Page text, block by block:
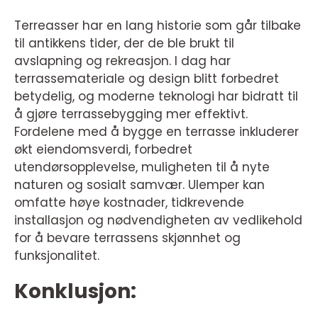
Terreasser har en lang historie som går tilbake
til antikkens tider, der de ble brukt til
avslapning og rekreasjon. I dag har
terrassemateriale og design blitt forbedret
betydelig, og moderne teknologi har bidratt til
å gjøre terrassebygging mer effektivt.
Fordelene med å bygge en terrasse inkluderer
økt eiendomsverdi, forbedret
utendørsopplevelse, muligheten til å nyte
naturen og sosialt samvær. Ulemper kan
omfatte høye kostnader, tidkrevende
installasjon og nødvendigheten av vedlikehold
for å bevare terrassens skjønnhet og
funksjonalitet.
Konklusjon: